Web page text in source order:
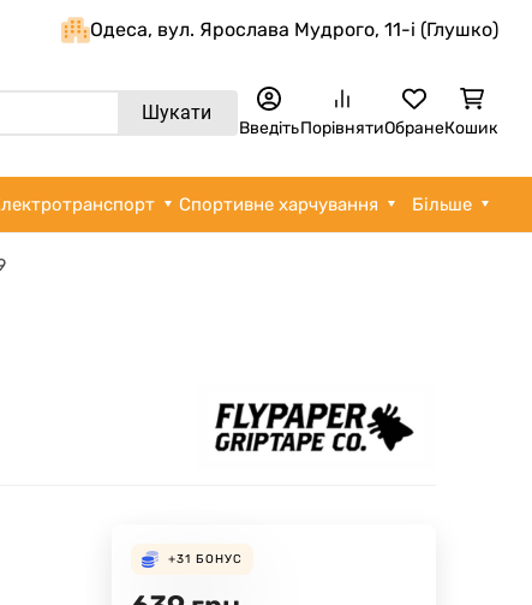
Одеса, вул. Ярослава Мудрого, 11-i (Глушко)
Шукати
ВведітьПорівнятиОбранеКошик
Спортивне харчування Більше
+31 БОНУС